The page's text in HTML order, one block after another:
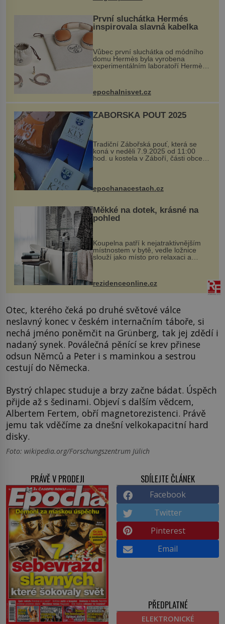
První sluchátka Hermés
inspirovala slavná kabelka
Vůbec první sluchátka od módního
domu Hermès byla vyrobena
experimentálním laboratoří Hermès
kovový...
epochalnisvet.cz
ZÁBOŘSKÁ POUŤ 2025
Tradiční Zábořská pouť, která se
koná v neděli 7.9.2025 od 11:00
hod. u kostela v Záboří, části obce
Kly u Mělníka. V programu naleznete
komentovanou prohlídku kostela,
epochanacestach.cz
Měkké na dotek, krásné na
pohled
Koupelna patří k nejatraktivnějším
místnostem v bytě, vedle ložnice
slouží jako místo pro relaxaci a
odpočinek. Koupelnový textil –
ručníky, osušky a koberečky –
mohou jako mávnutím kouzelného
proutku...
rezidenceonline.cz
Otec, kterého čeká po druhé světové válce
neslavný konec v českém internačním táboře, si
nechá jméno poněmčit na Grünberg, tak jej zdědí i
nadaný synek. Poválečná pěnící se krev přinese
odsun Němců a Peter i s maminkou a sestrou
cestují do Německa.
Bystrý chlapec studuje a brzy začne bádat. Úspěch
přijde až s šedinami. Objeví s dalším vědcem,
Albertem Fertem, obří magnetorezistenci. Právě
jemu tak vděčíme za dnešní velkokapacitní hard
disky.
Foto: wikipedia.org/Forschungszentrum Jülich
PRÁVĚ V PRODEJI SDÍLEJTE ČLÁNEK
Facebook
Twitter
Pinterest
Email
PŘEDPLATNÉ
ELEKTRONICKÉ